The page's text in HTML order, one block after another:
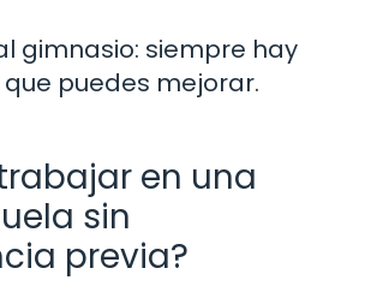
gimnasio: siempre hay
puedes mejorar.
en una
sin
previa?